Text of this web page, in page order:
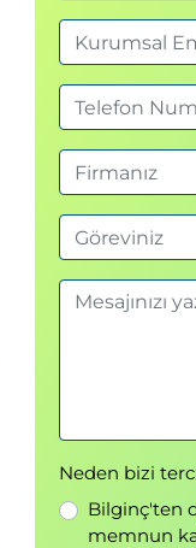
Neden bizi
Bilginç'ten
memnun